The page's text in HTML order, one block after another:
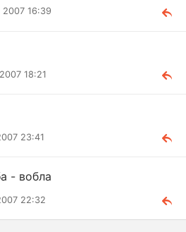
2007 16:39
18:21
23:41
- вобла
22:32